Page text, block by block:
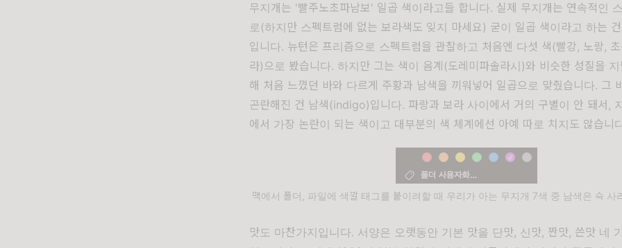
무지개는 '빨주노초파남보' 일곱 색이라고들 합니다. 실제 무지개는 연속적인
로(하지만 스펙트럼에 없는 보라색 도 잊지 마세요) 굳이 일곱 색이라고 하는
입니다. 뉴턴은 프리즘으로 스펙트럼을 관찰하고 처음엔 다섯 색(빨강, 노랑,
라)으로 봤습니다. 하지만 그는 색이 음계(도레미파솔라시)와 비슷한 성질을
해 처음 느꼈던 바와 다르게 주황과 남색을 끼워넣어 일곱으로 맞췄습니다. 그
곤란해진 건 남색(indigo)입니다. 파랑과 보라 사이에서 거의 구별이 안 돼서,
에서 가장 논란이 되는 색이고 대부분의 색 체계에선 아예 따로 치지도 않습니
맥에서 폴더, 파일에 색깔 태그를 붙이려할 때 우리가 아는 무지개 7색 중 남색은 슥 사
맛도 마찬가지입니다. 서양은 오랫동안 기본 맛을 단맛, 신맛, 짠맛, 쓴맛 네